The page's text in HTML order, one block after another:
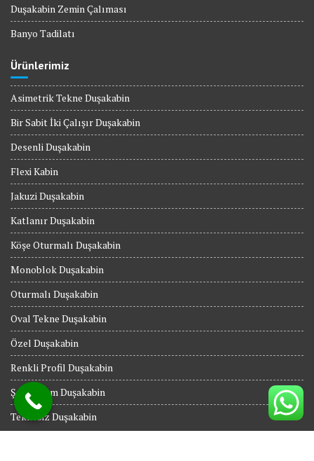
Duşakabin Zemin Çalıması
Banyo Tadilatı
Ürünlerimiz
Asimetrik Tekne Duşakabin
Bir Sabit İki Çalışır Duşakabin
Desenli Duşakabin
Flexi Kabin
Jakuzi Duşakabin
Katlanır Duşakabin
Köşe Oturmalı Duşakabin
Monoblok Duşakabin
Oturmalı Duşakabin
Oval Tekne Duşakabin
Özel Duşakabin
Renkli Profil Duşakabin
Şeffaf Cam Duşakabin
Teknesiz Duşakabin